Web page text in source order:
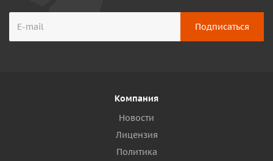
Компания
Новости
Лицензия
Политика